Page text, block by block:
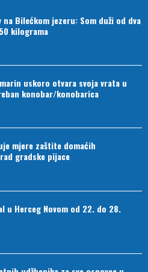
Bilećkom jezeru: Som duži od dva
kilograma
uskoro otvara svoja vrata u
konobar/konobarica
mjere zaštite domaćih
gradske pijace
u Herceg Novom od 22. do 28.